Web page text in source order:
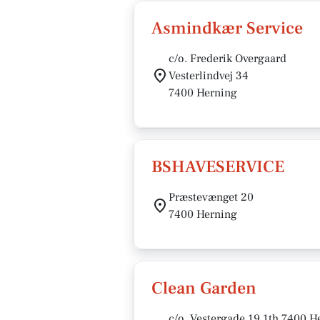
Asmindkær Service
c/o. Frederik Overgaard
Vesterlindvej 34
7400 Herning
BSHAVESERVICE
Præstevænget 20
7400 Herning
Clean Garden